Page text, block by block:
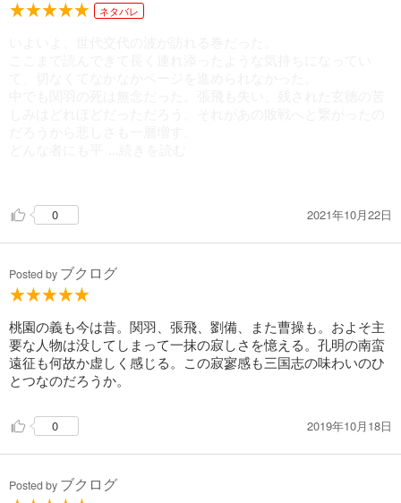
ネタバレ
わっていくのだと思いながらも、そう簡単には気持ちが切り替
えられなかった。
のかまだはっきりとした答えは見出せていない。
0 2021年10月22日
Posted by ブクログ
桃園の義も今は昔。関羽、張飛、劉備、また曹操も。およそ主
要な人物は没してしまって一抹の寂しさを憶える。孔明の南蛮
遠征も何故か虚しく感じる。この寂寥感も三国志の味わいのひ
とつなのだろうか。
0 2019年10月18日
Posted by ブクログ